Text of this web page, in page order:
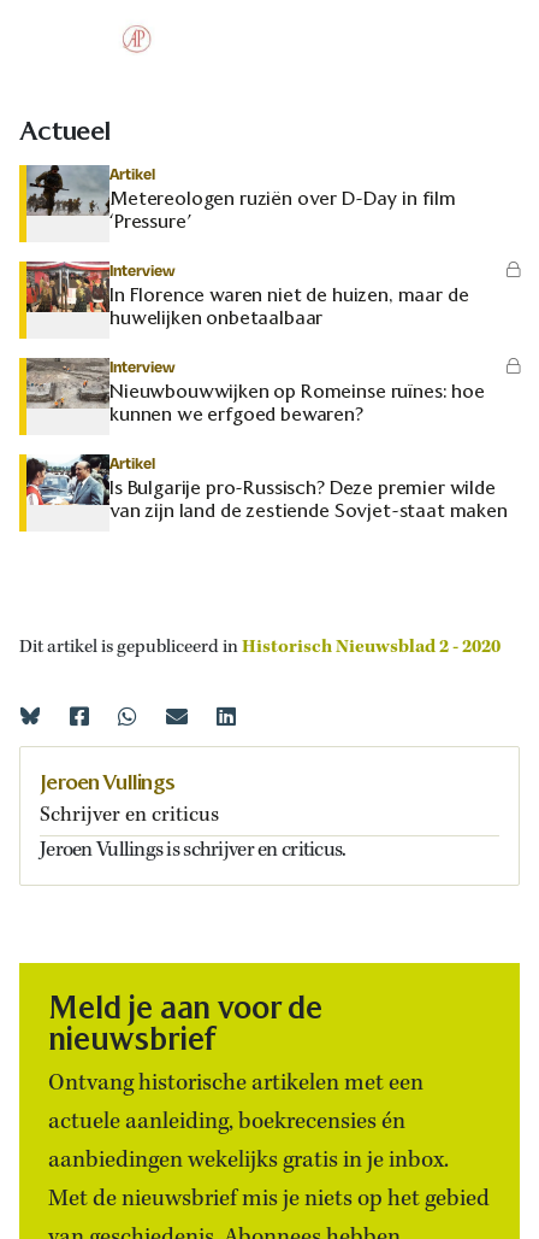
Actueel
Artikel
Metereologen ruziën over D-Day in film
‘Pressure’
Interview
In Florence waren niet de huizen, maar de
huwelijken onbetaalbaar
Interview
Nieuwbouwwijken op Romeinse ruïnes: hoe
kunnen we erfgoed bewaren?
Artikel
Is Bulgarije pro-Russisch? Deze premier wilde
van zijn land de zestiende Sovjet-staat maken
Dit artikel is gepubliceerd inHistorisch Nieuwsblad 2 - 2020
Jeroen Vullings
Schrijver en criticus
Jeroen Vullings is schrijver en criticus.
Meld je aan voor de
nieuwsbrief
Ontvang historische artikelen met een
actuele aanleiding, boekrecensies én
aanbiedingen wekelijks gratis in je inbox.
Met de nieuwsbrief mis je niets op het gebied